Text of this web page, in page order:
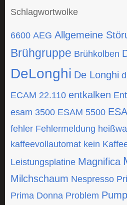
Schlagwortwolke
6600 AEG Allgemeine
Brühgruppe Brühkolben
DeLonghi De Longhi
ECAM 22.110 entkalken
esam 3500 ESAM 5500
fehler Fehlermeldung
kaffeevollautomat kein
Leistungsplatine Magnifica
Milchschaum Nespresso
Prima Donna Problem